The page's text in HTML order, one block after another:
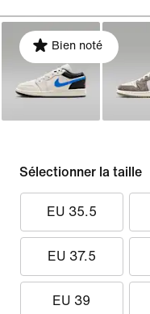
Bien noté
Sélectionner la taille
EU 35.5
EU 37.5
EU 39